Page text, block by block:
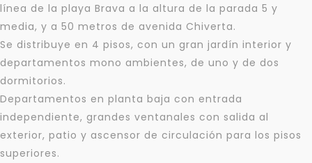
línea de la playa Brava a la altura de la parada 5 y
media, y a 50 metros de avenida Chiverta.
Se distribuye en 4 pisos, con un gran jardín interior y
departamentos mono ambientes, de uno y de dos
dormitorios.
Departamentos en planta baja con entrada
independiente, grandes ventanales con salida al
exterior, patio y ascensor de circulación para los pisos
superiores.